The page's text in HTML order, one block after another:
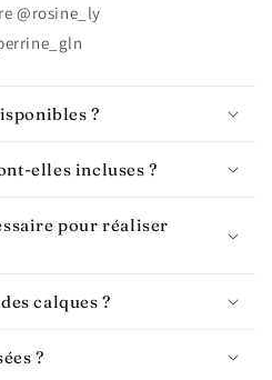
@rosine_ly
?
elles incluses ?
pour réaliser
calques ?
?